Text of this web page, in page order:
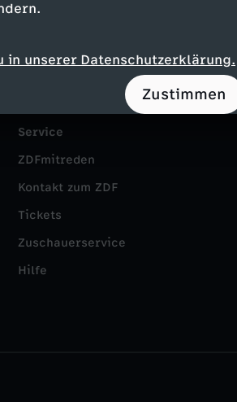
unserer Datenschutzerklärung.
Zustimmen
Service
ZDFmitreden
Kontakt zum ZDF
Tickets
Zuschauerservice
Hilfe